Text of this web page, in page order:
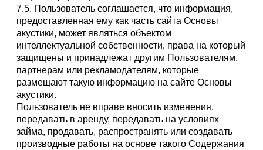
7.5. Пользователь соглашается, что информация,
предоставленная ему как часть сайта Основы
акустики, может являться объектом
интеллектуальной собственности, права на который
защищены и принадлежат другим Пользователям,
партнерам или рекламодателям, которые
размещают такую информацию на сайте Основы
акустики.
Пользователь не вправе вносить изменения,
передавать в аренду, передавать на условиях
займа, продавать, распространять или создавать
производные работы на основе такого Содержания